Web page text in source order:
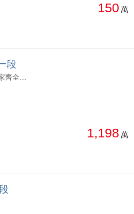
150 萬
段
1,198 萬